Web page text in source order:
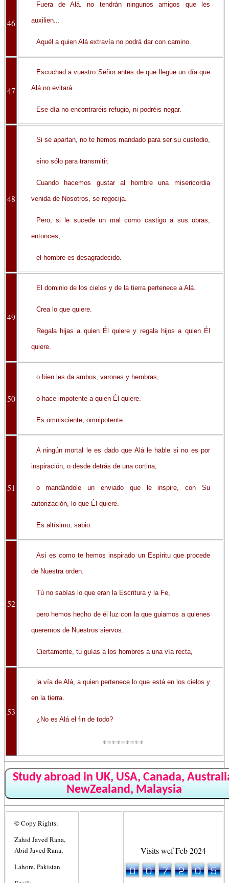
46
Fuera de Alá. no tendrán ningunos amigos que les
auxilien...
Aquél a quien Alá extravía no podrá dar con camino.
47
Escuchad a vuestro Señor antes de que llegue un día que
Alá no evitará.
Ese día no encontraréis refugio, ni podréis negar.
48
Si se apartan, no te hemos mandado para ser su custodio,
sino sólo para transmitir.
Cuando hacemos gustar al hombre una misericordia
venida de Nosotros, se regocija.
Pero, si le sucede un mal como castigo a sus obras,
entonces,
el hombre es desagradecido.
49
El dominio de los cielos y de la tierra pertenece a Alá.
Crea lo que quiere.
Regala hijas a quien Él quiere y regala hijos a quien Él
quiere.
50
o bien les da ambos, varones y hembras,
o hace impotente a quien Él quiere.
Es omnisciente, omnipotente.
51
A ningún mortal le es dado que Alá le hable si no es por
inspiración, o desde detrás de una cortina,
o mandándole un enviado que le inspire, con Su
autorización, lo que Él quiere.
Es altísimo, sabio.
52
Así es como te hemos inspirado un Espíritu que procede
de Nuestra orden.
Tú no sabías lo que eran la Escritura y la Fe,
pero hemos hecho de él luz con la que guiamos a quienes
queremos de Nuestros siervos.
Ciertamente, tú guías a los hombres a una vía recta,
53
la vía de Alá, a quien pertenece lo que está en los cielos y
en la tierra.
¿No es Alá el fin de todo?
*********
Study abroad in UK, USA, Canada,
NewZealand, Malaysia
© Copy Rights:
Zahid Javed Rana,
Abid Javed Rana,
Lahore, Pakistan
Visits wef Feb 2024